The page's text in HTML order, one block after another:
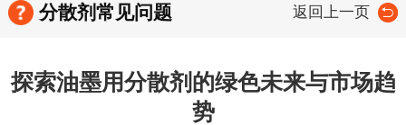
分散剂常见问题 返回上一页
探索油墨用分散剂的绿色未来与市场趋
势